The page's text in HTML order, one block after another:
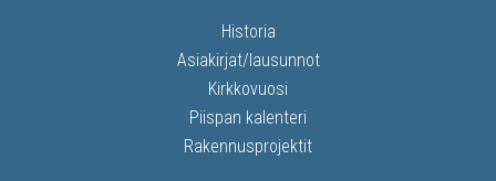
Historia
Asiakirjat/lausunnot
Kirkkovuosi
Piispan kalenteri
Rakennusprojektit